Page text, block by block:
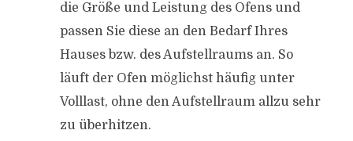
die Größe und Leistung des Ofens und
passen Sie diese an den Bedarf Ihres
Hauses bzw. des Aufstellraums an. So
läuft der Ofen möglichst häufig unter
Volllast, ohne den Aufstellraum allzu sehr
zu überhitzen.